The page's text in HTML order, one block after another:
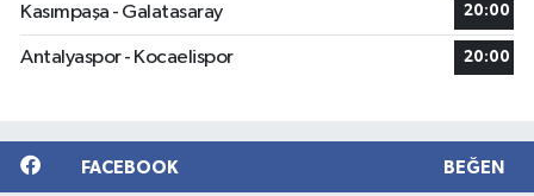
Kasımpaşa - Galatasaray 20:00
Antalyaspor - Kocaelispor 20:00
FACEBOOK BEĞEN